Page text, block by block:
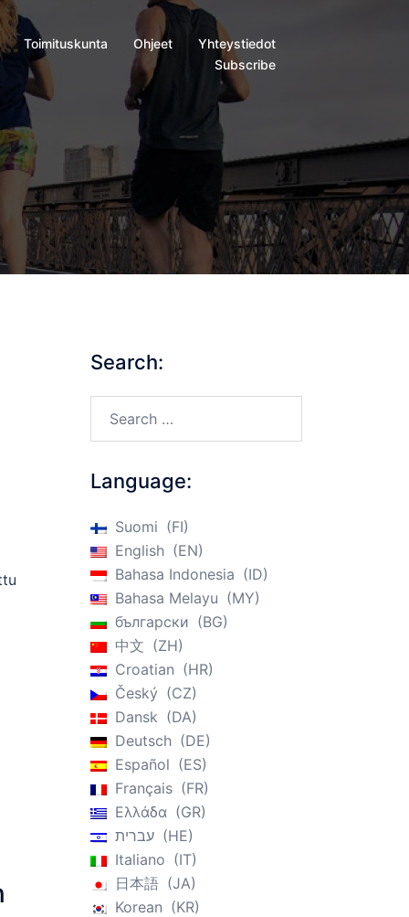
Toimituskunta Ohjeet
Yhteystiedot
Subscribe
Search:
Language:
Suomi
FI
English
EN
Bahasa Indonesia
ID
Bahasa Melayu
MY
български
BG
中文
ZH
Croatian
HR
Český
CZ
Dansk
DA
Deutsch
DE
Español
ES
Français
FR
Ελλάδα
GR
עברית
HE
Italiano
IT
日本語
JA
Korean
KR